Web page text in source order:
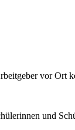
vor Ort
und